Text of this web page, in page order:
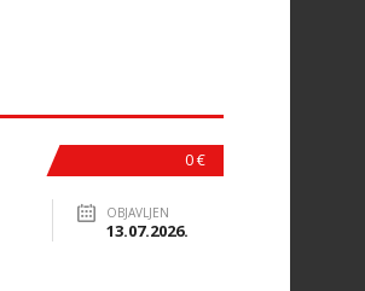
0 €
OBJAVLJEN
13.07.2026.